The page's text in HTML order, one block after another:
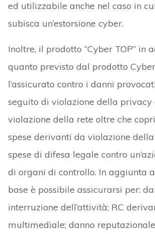
ed utilizzabile anche nel caso in
subisca un’estorsione cyber.
Inoltre, il prodotto “Cyber TOP” in
quanto previsto dal prodotto
l’assicurato contro i danni
seguito di violazione della privacy
violazione della rete oltre che
spese derivanti da violazione
spese di difesa legale contro
di organi di controllo. In aggiunta
base è possibile assicurarsi per:
interruzione dell’attività; RC
multimediale; danno